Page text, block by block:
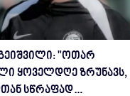
"ოთარ
ყოველდღე ზრუნავს,
სწრაფად